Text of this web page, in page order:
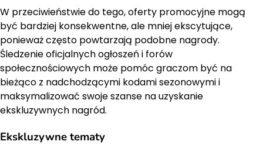
W przeciwieństwie do tego, oferty promocyjne mogą
być bardziej konsekwentne, ale mniej ekscytujące,
ponieważ często powtarzają podobne nagrody.
Śledzenie oficjalnych ogłoszeń i forów
społecznościowych może pomóc graczom być na
bieżąco z nadchodzącymi kodami sezonowymi i
maksymalizować swoje szanse na uzyskanie
ekskluzywnych nagród.
Ekskluzywne tematy